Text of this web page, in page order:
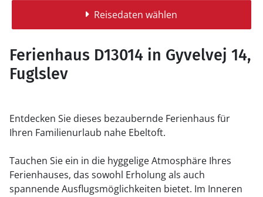
Reisedaten wählen
Ferienhaus D13014 in Gyvelvej 14,
Fuglslev
Entdecken Sie dieses bezaubernde Ferienhaus für
Ihren Familienurlaub nahe Ebeltoft.
Tauchen Sie ein in die hyggelige Atmosphäre Ihres
Ferienhauses, das sowohl Erholung als auch
spannende Ausflugsmöglichkeiten bietet. Im Inneren